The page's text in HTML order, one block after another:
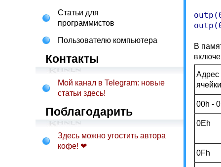
Статьи для
программистов
Пользователю компьютера
Контакты
Мой канал в Telegram: новые
статьи здесь!
Поблагодарить
Здесь можно угостить автора
кофе! ❤
В
Адрес
ячейки
00h -
0Eh
0Fh